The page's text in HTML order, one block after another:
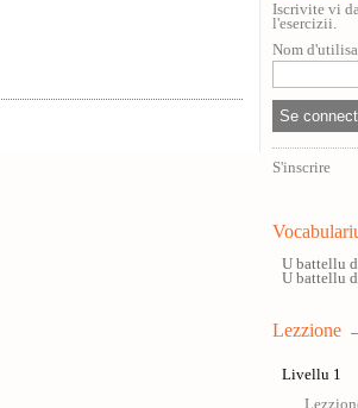
Iscrivite vi
l'esercizii.
Nom
S'inscrire
U battellu
U battellu
Lezzione
Livellu 1